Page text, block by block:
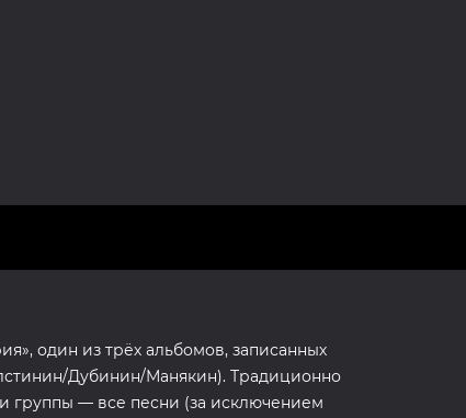
один из трёх альбомов, записанных
Дубинин/Манякин). Традиционно
группы — все песни (за исключением